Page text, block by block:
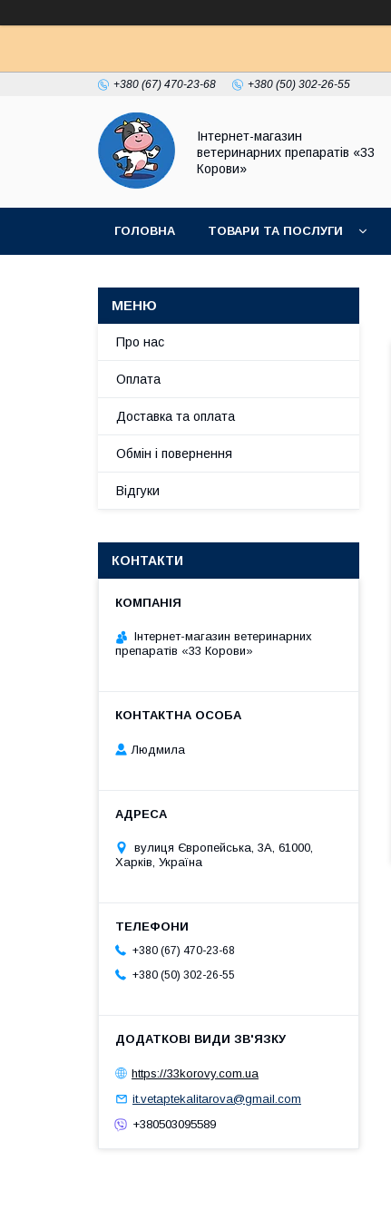
+380 (67) 470-23-68 +380 (50) 302-26-55
Інтернет-магазин
ветеринарних препаратів «33
Корови»
ГОЛОВНА ТОВАРИ ТА ПОСЛУГИ
Про нас
Оплата
Доставка та оплата
Обмін і повернення
Відгуки
КОНТАКТИ
Інтернет-магазин ветеринарних
препаратів «33 Корови»
Людмила
вулиця Європейська, 3А, 61000,
Харків, Україна
+380 (67) 470-23-68
+380 (50) 302-26-55
https://33korovy.com.ua
it.vetaptekalitarova@gmail.com
+380503095589